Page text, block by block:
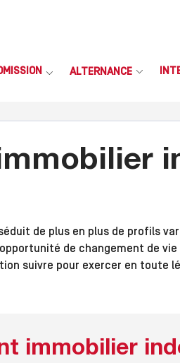
ALTERNANCE
de plus en plus de profils
de changement de
suivre pour exercer en toute
immobilier